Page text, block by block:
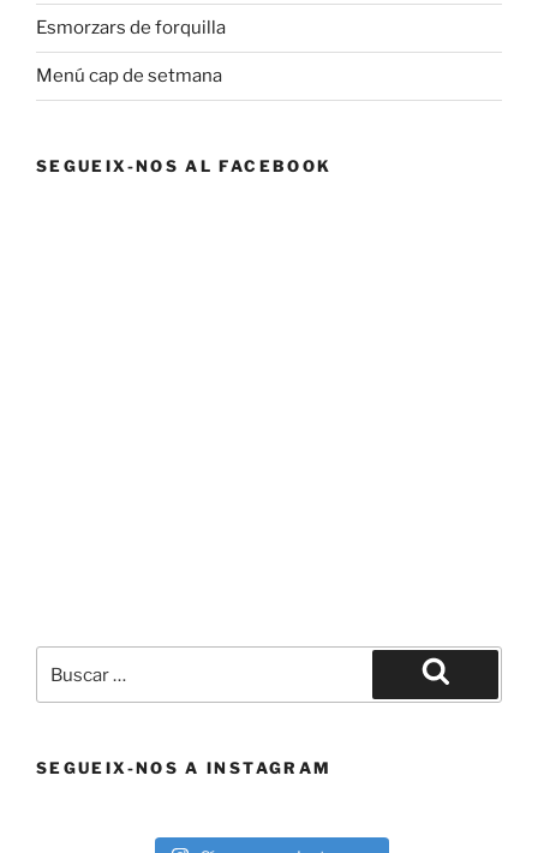
Esmorzars de forquilla
Menú cap de setmana
SEGUEIX-NOS AL FACEBOOK
por:
Buscar
SEGUEIX-NOS A INSTAGRAM